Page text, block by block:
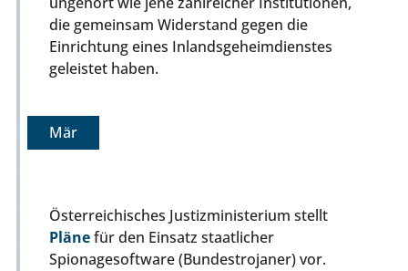
die gemeinsam Widerstand gegen die
Einrichtung eines Inlandsgeheimdienstes
geleistet haben.
Mär
Österreichisches Justizministerium stellt
Plänefür den Einsatz staatlicher
Spionagesoftware (Bundestrojaner) vor.